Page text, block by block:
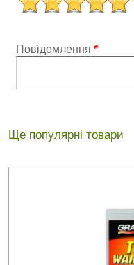
Повідомлення *
Ще популярні товари